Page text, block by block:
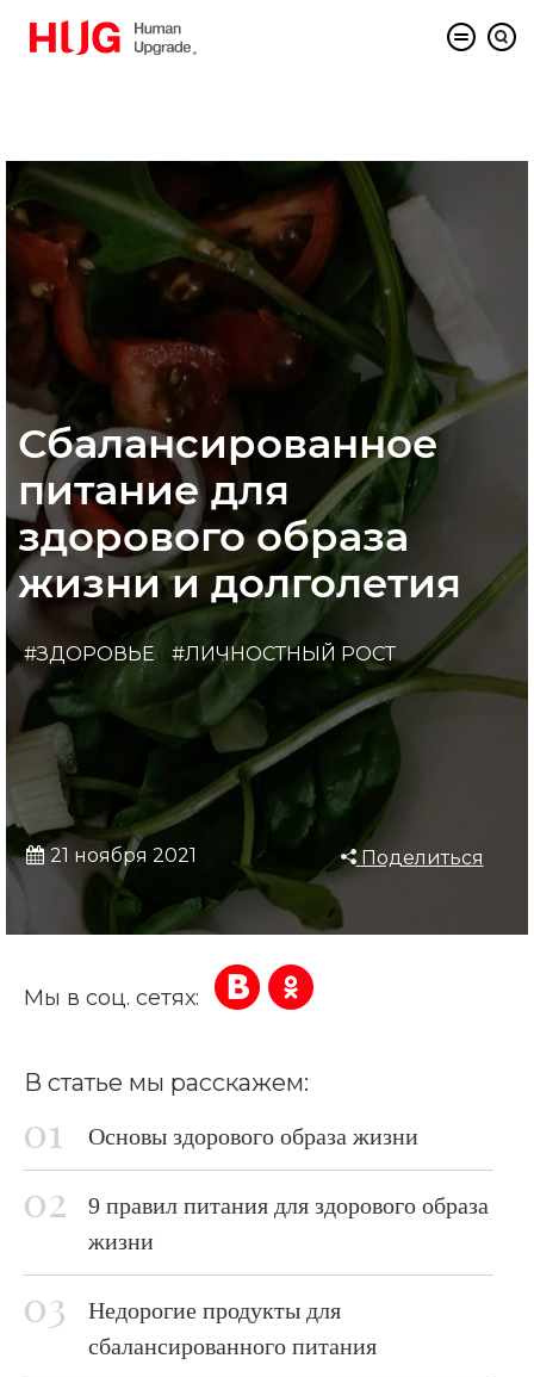
Сбалансированное
питание для
здорового образа
жизни и долголетия
#ЗДОРОВЬЕ #ЛИЧНОСТНЫЙ РОСТ
21 ноября 2021 Поделиться
Мы в соц. сетях:
В статье мы расскажем:
Основы здорового образа жизни
9 правил питания для здорового образа
жизни
Недорогие продукты для
сбалансированного питания